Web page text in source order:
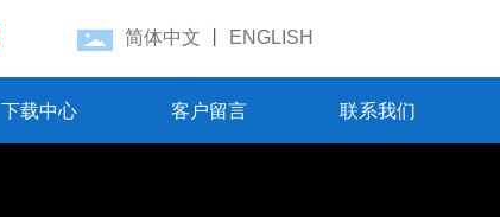
简体中文 ENGLISH
下载中心 客户留言 联系我们